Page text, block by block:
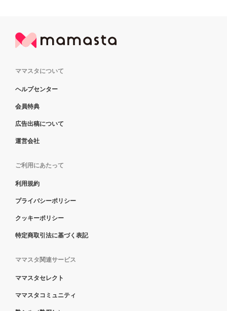
ママスタについて
ヘルプセンター
会員特典
広告出稿について
運営会社
ご利用にあたって
利用規約
プライバシーポリシー
クッキーポリシー
特定商取引法に基づく表記
ママスタ関連サービス
ママスタセレクト
ママスタコミュニティ